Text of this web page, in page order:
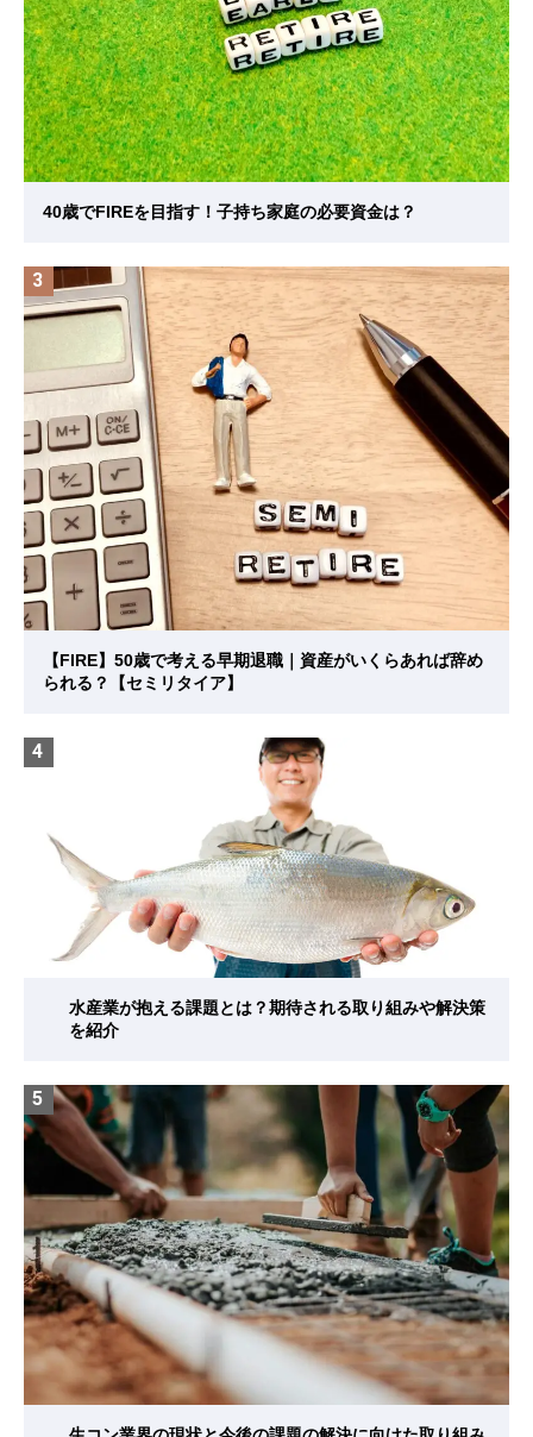
40歳でFIREを目指す！子持ち家庭の必要資金は？
3
【FIRE】50歳で考える早期退職｜資産がいくらあれば辞め
られる？【セミリタイア】
4
水産業が抱える課題とは？期待される取り組みや解決策
を紹介
5